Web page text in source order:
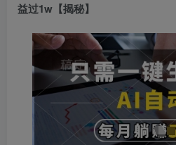
益过1w【揭秘】